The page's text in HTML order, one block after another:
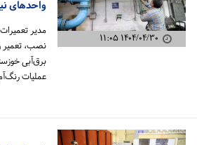
۱۴۰۴/۰۴/۳۰ ۱۱:۰۵
واحدهای
مدیر تعمیرات
نصب، تعمیر و
برق‌آبی
عملیات